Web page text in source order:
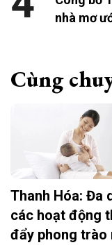
nhà mơ
Cùng
Thanh Hóa: Đa
các hoạt động
đẩy phong trào